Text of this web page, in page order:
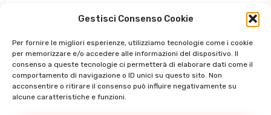
Gestisci Consenso Cookie
Per fornire le migliori esperienze, utilizziamo tecnologie come i cookie
per memorizzare e/o accedere alle informazioni del dispositivo. Il
consenso a queste tecnologie ci permetterà di elaborare dati come il
comportamento di navigazione o ID unici su questo sito. Non
acconsentire o ritirare il consenso può influire negativamente su
alcune caratteristiche e funzioni.
Carica il tuo file (dimensione massima consentita 9Mb)